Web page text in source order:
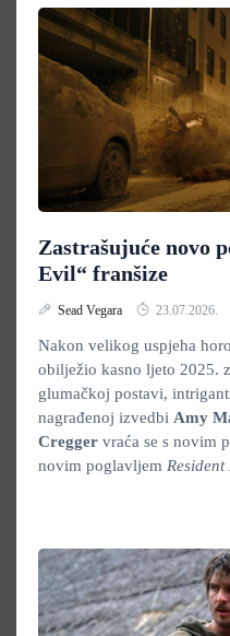
Zastrašujuće novo
Evil“ franšize
Sead Vegara 23.07.2026.
Nakon velikog uspjeha
obilježio kasno ljeto 2025.
glumačkoj postavi,
nagrađenoj izvedbi Amy
Cregger vraća se s novim
novim poglavljem Resident